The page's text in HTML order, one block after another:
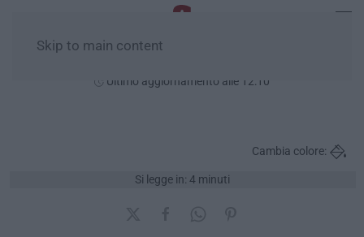
Skip to main content
Ultimo aggiornamento alle 12:10
Si legge in: 4 minuti
Cambia colore: